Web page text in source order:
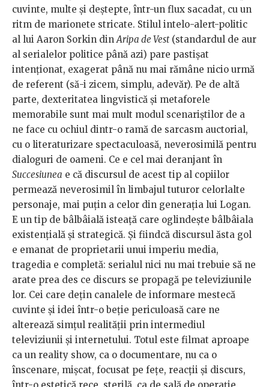
cuvinte, multe și deștepte, într-un flux sacadat, cu un
ritm de marionete stricate. Stilul intelo-alert-politic
al lui Aaron Sorkin din Aripa de Vest(standardul de aur
al serialelor politice până azi) pare pastișat
intenționat, exagerat până nu mai rămâne nicio urmă
de referent (să-i zicem, simplu, adevăr). Pe de altă
parte, dexteritatea lingvistică și metaforele
memorabile sunt mai mult modul scenariștilor de a
ne face cu ochiul dintr-o ramă de sarcasm auctorial,
cu o literaturizare spectaculoasă, neverosimilă pentru
dialoguri de oameni. Ce e cel mai deranjant în
Succesiunea e că discursul de acest tip al copiilor
permează neverosimil în limbajul tuturor celorlalte
personaje, mai puțin a celor din generația lui Logan.
E un tip de bâlbâială isteață care oglindește bâlbâiala
existențială și strategică. Și fiindcă discursul ăsta gol
e emanat de proprietarii unui imperiu media,
tragedia e completă: serialul nici nu mai trebuie să ne
arate prea des ce discurs se propagă pe televiziunile
lor. Cei care dețin canalele de informare mestecă
cuvinte și idei într-o beție periculoasă care ne
alterează simțul realității prin intermediul
televiziunii și internetului. Totul este filmat aproape
ca un reality show, ca o documentare, nu ca o
înscenare, mișcat, focusat pe fețe, reacții și discurs,
într-o estetică rece, sterilă, ca de sală de operație.